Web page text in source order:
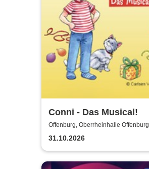
Conni - Das Musical!
Offenburg, Oberrheinhalle Offenburg
31.10.2026